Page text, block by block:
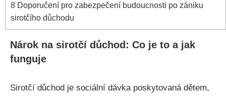
8 Doporučení pro zabezpečení budoucnosti po zániku
sirotčího důchodu
Nárok na sirotčí důchod: Co je to a jak
funguje
Sirotčí důchod je sociální dávka poskytovaná dětem,